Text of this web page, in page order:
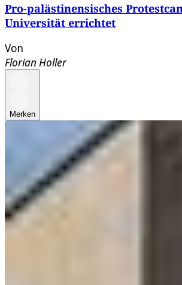
Pro-palästinensisches
Universität errichtet
Von
Florian Holler
Merken